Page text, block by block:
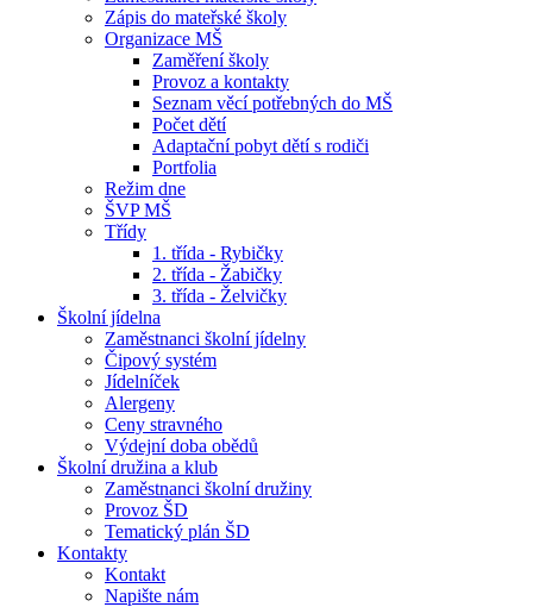
Zápis do mateřské školy
Organizace MŠ
Zaměření školy
Provoz a kontakty
Seznam věcí potřebných do MŠ
Počet dětí
Adaptační pobyt dětí s rodiči
Portfolia
Režim dne
ŠVP MŠ
Třídy
1. třída - Rybičky
2. třída - Žabičky
3. třída - Želvičky
Školní jídelna
Zaměstnanci školní jídelny
Čipový systém
Jídelníček
Alergeny
Ceny stravného
Výdejní doba obědů
Školní družina a klub
Zaměstnanci školní družiny
Provoz ŠD
Tematický plán ŠD
Kontakty
Kontakt
Napište nám